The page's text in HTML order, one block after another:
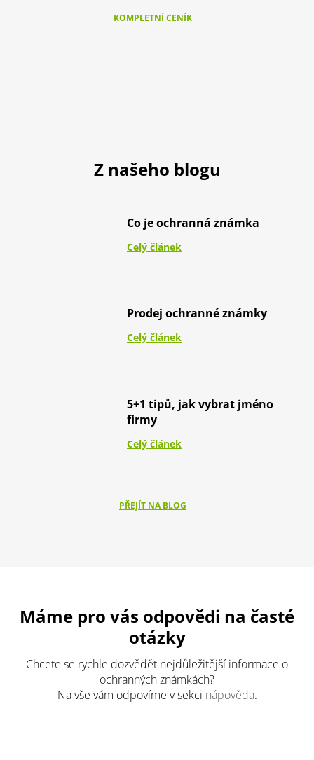
KOMPLETNÍ CENÍK
Z našeho blogu
Co je ochranná známka
Celý článek
Prodej ochranné známky
Celý článek
5+1 tipů, jak vybrat jméno
firmy
Celý článek
PŘEJÍT NA BLOG
Máme pro vás odpovědi na časté
otázky
Chcete se rychle dozvědět nejdůležitější informace o
ochranných známkách?
Na vše vám odpovíme v sekci nápověda.